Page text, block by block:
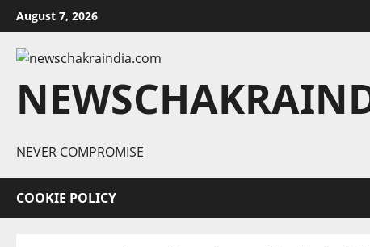
Skip
to
content
August 7, 2026
NEVER COMPROMISE
COOKIE POLICY